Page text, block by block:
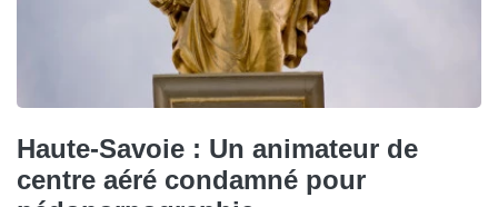
Haute-Savoie : Un animateur de
centre aéré condamné pour